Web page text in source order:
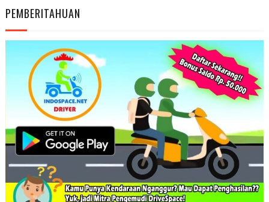
PEMBERITAHUAN